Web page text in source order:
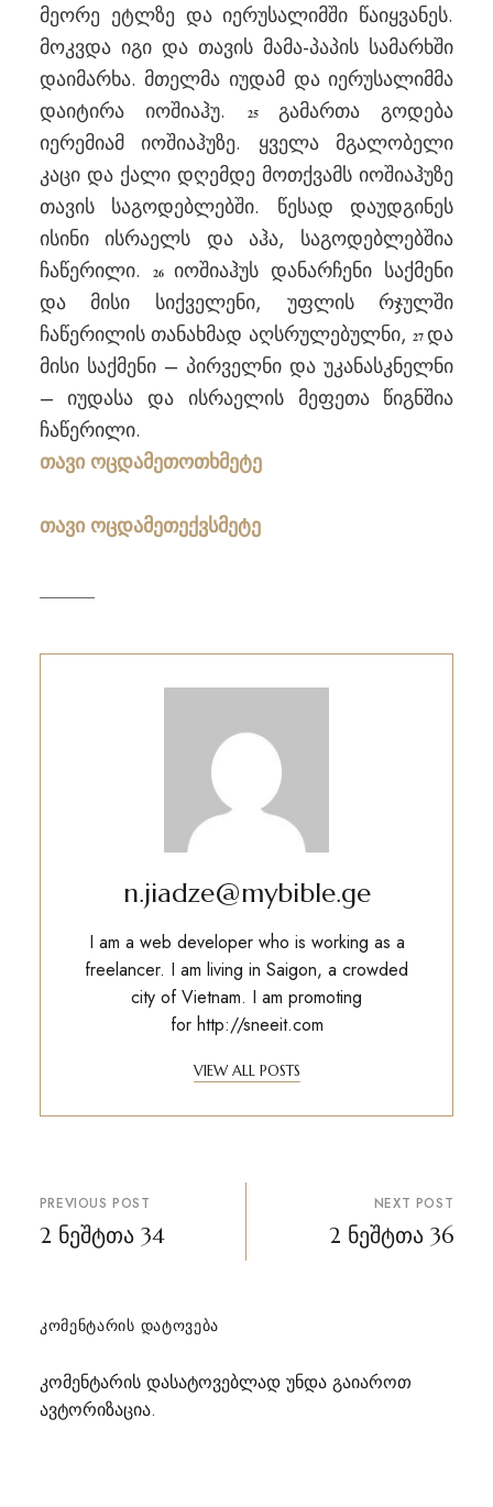
მეორე ეტლზე და იერუსალიმში წაიყვანეს.
მოკვდა იგი და თავის მამა-პაპის სამარხში
დაიმარხა. მთელმა იუდამ და იერუსალიმმა
დაიტირა იოშიაჰუ.
25 გამართა გოდება
იერემიამ იოშიაჰუზე. ყველა მგალობელი
კაცი და ქალი დღემდე მოთქვამს იოშიაჰუზე
თავის საგოდებლებში. წესად დაუდგინეს
ისინი ისრაელს და აჰა, საგოდებლებშია
ჩაწერილი.
26 იოშიაჰუს დანარჩენი საქმენი
და მისი სიქველენი, უფლის რჯულში
ჩაწერილის თანახმად აღსრულებულნი, 27 და
მისი საქმენი – პირველნი და უკანასკნელნი
– იუდასა და ისრაელის მეფეთა წიგნშია
ჩაწერილი.
თავი ოცდამეთოთხმეტე
თავი ოცდამეთექვსმეტე
n.jiadze@mybible.ge
I am a web developer who is working as a
freelancer. I am living in Saigon, a crowded
city of Vietnam. I am promoting
for http://sneeit.com
VIEW ALL POSTS
პოსტის
ნავიგაცია
PREVIOUS POST
2 ნეშტთა 34
NEXT POST
2 ნეშტთა 36
ᲙᲝᲛᲔᲜᲢᲐᲠᲘᲡ ᲓᲐᲢᲝᲕᲔᲑᲐ
კომენტარის დასატოვებლად უნდა გაიაროთ
ავტორიზაცია.